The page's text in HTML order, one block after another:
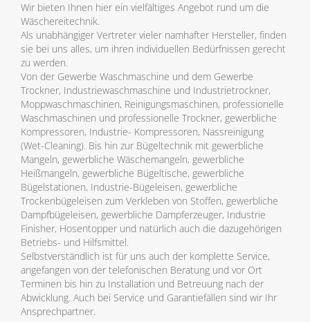
Wir bieten Ihnen hier ein vielfältiges Angebot rund um die
Wäschereitechnik.
Als unabhängiger Vertreter vieler namhafter Hersteller, finden
sie bei uns alles, um ihren individuellen Bedürfnissen gerecht
zu werden.
Von der Gewerbe Waschmaschine und dem Gewerbe
Trockner, Industriewaschmaschine und Industrietrockner,
Moppwaschmaschinen, Reinigungsmaschinen, professionelle
Waschmaschinen und professionelle Trockner, gewerbliche
Kompressoren, Industrie- Kompressoren, Nassreinigung
(Wet-Cleaning). Bis hin zur Bügeltechnik mit gewerbliche
Mangeln, gewerbliche Wäschemangeln, gewerbliche
Heißmangeln, gewerbliche Bügeltische, gewerbliche
Bügelstationen, Industrie-Bügeleisen, gewerbliche
Trockenbügeleisen zum Verkleben von Stoffen, gewerbliche
Dampfbügeleisen, gewerbliche Dampferzeuger, Industrie
Finisher, Hosentopper und natürlich auch die dazugehörigen
Betriebs- und Hilfsmittel.
Selbstverständlich ist für uns auch der komplette Service,
angefangen von der telefonischen Beratung und vor Ort
Terminen bis hin zu Installation und Betreuung nach der
Abwicklung. Auch bei Service und Garantiefällen sind wir Ihr
Ansprechpartner.